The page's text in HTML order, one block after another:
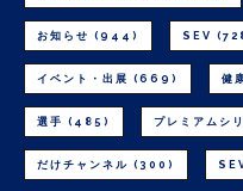
お知らせ (944) SEV
イベント・出展 (669) 健
選手 (485) プレミアムシ
だけチャンネル (300)